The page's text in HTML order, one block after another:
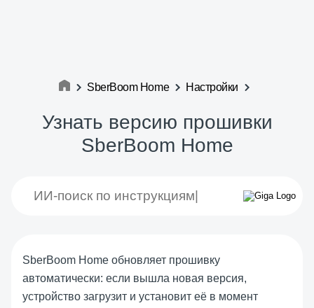
SberBoom Home Настройки
Узнать версию прошивки
SberBoom Home
SberBoom Home обновляет прошивку
автоматически: если вышла новая версия,
устройство загрузит и установит её в момент